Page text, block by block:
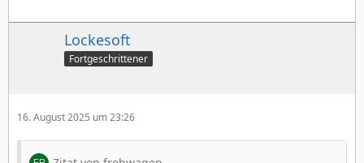
Lockesoft
Fortgeschrittener
16. August 2025 um 23:26